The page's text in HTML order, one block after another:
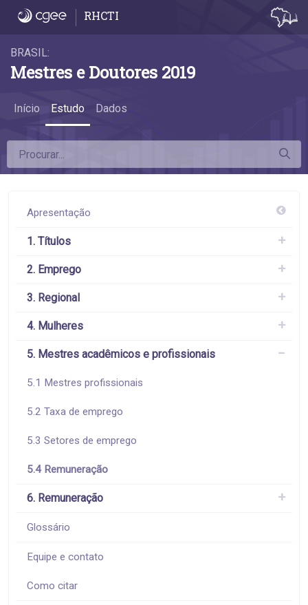
5.4 Remuneração - 5.4 Remuneração
RHCTI
BRASIL:
Mestres e Doutores 2019
Início Estudo Dados
Apresentação
1. Títulos
2. Emprego
3. Regional
4. Mulheres
5. Mestres acadêmicos e profissionais
5.1 Mestres profissionais
5.2 Taxa de emprego
5.3 Setores de emprego
5.4 Remuneração
6. Remuneração
Glossário
Equipe e contato
Como citar